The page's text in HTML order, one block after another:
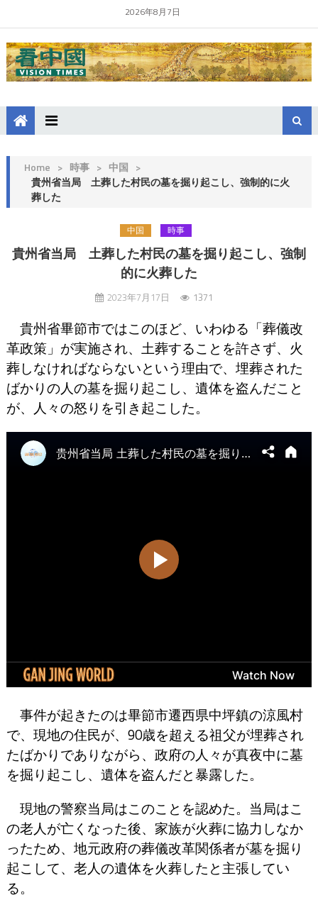
2026年8月7日
Home > 時事 > 中国 >
貴州省当局 土葬した村民の墓を掘り起こし、強制的に火
葬した
中国 時事
貴州省当局 土葬した村民の墓を掘り起こし、強制
的に火葬した
2023年7月17日 1371
貴州省畢節市ではこのほど、いわゆる「葬儀改
革政策」が実施され、土葬することを許さず、火
葬しなければならないという理由で、埋葬された
ばかりの人の墓を掘り起こし、遺体を盗んだこと
が、人々の怒りを引き起こした。
事件が起きたのは畢節市遷西県中坪鎮の涼風村
で、現地の住民が、90歳を超える祖父が埋葬され
たばかりでありながら、政府の人々が真夜中に墓
を掘り起こし、遺体を盗んだと暴露した。
現地の警察当局はこのことを認めた。当局はこ
の老人が亡くなった後、家族が火葬に協力しなか
ったため、地元政府の葬儀改革関係者が墓を掘り
起こして、老人の遺体を火葬したと主張してい
る。